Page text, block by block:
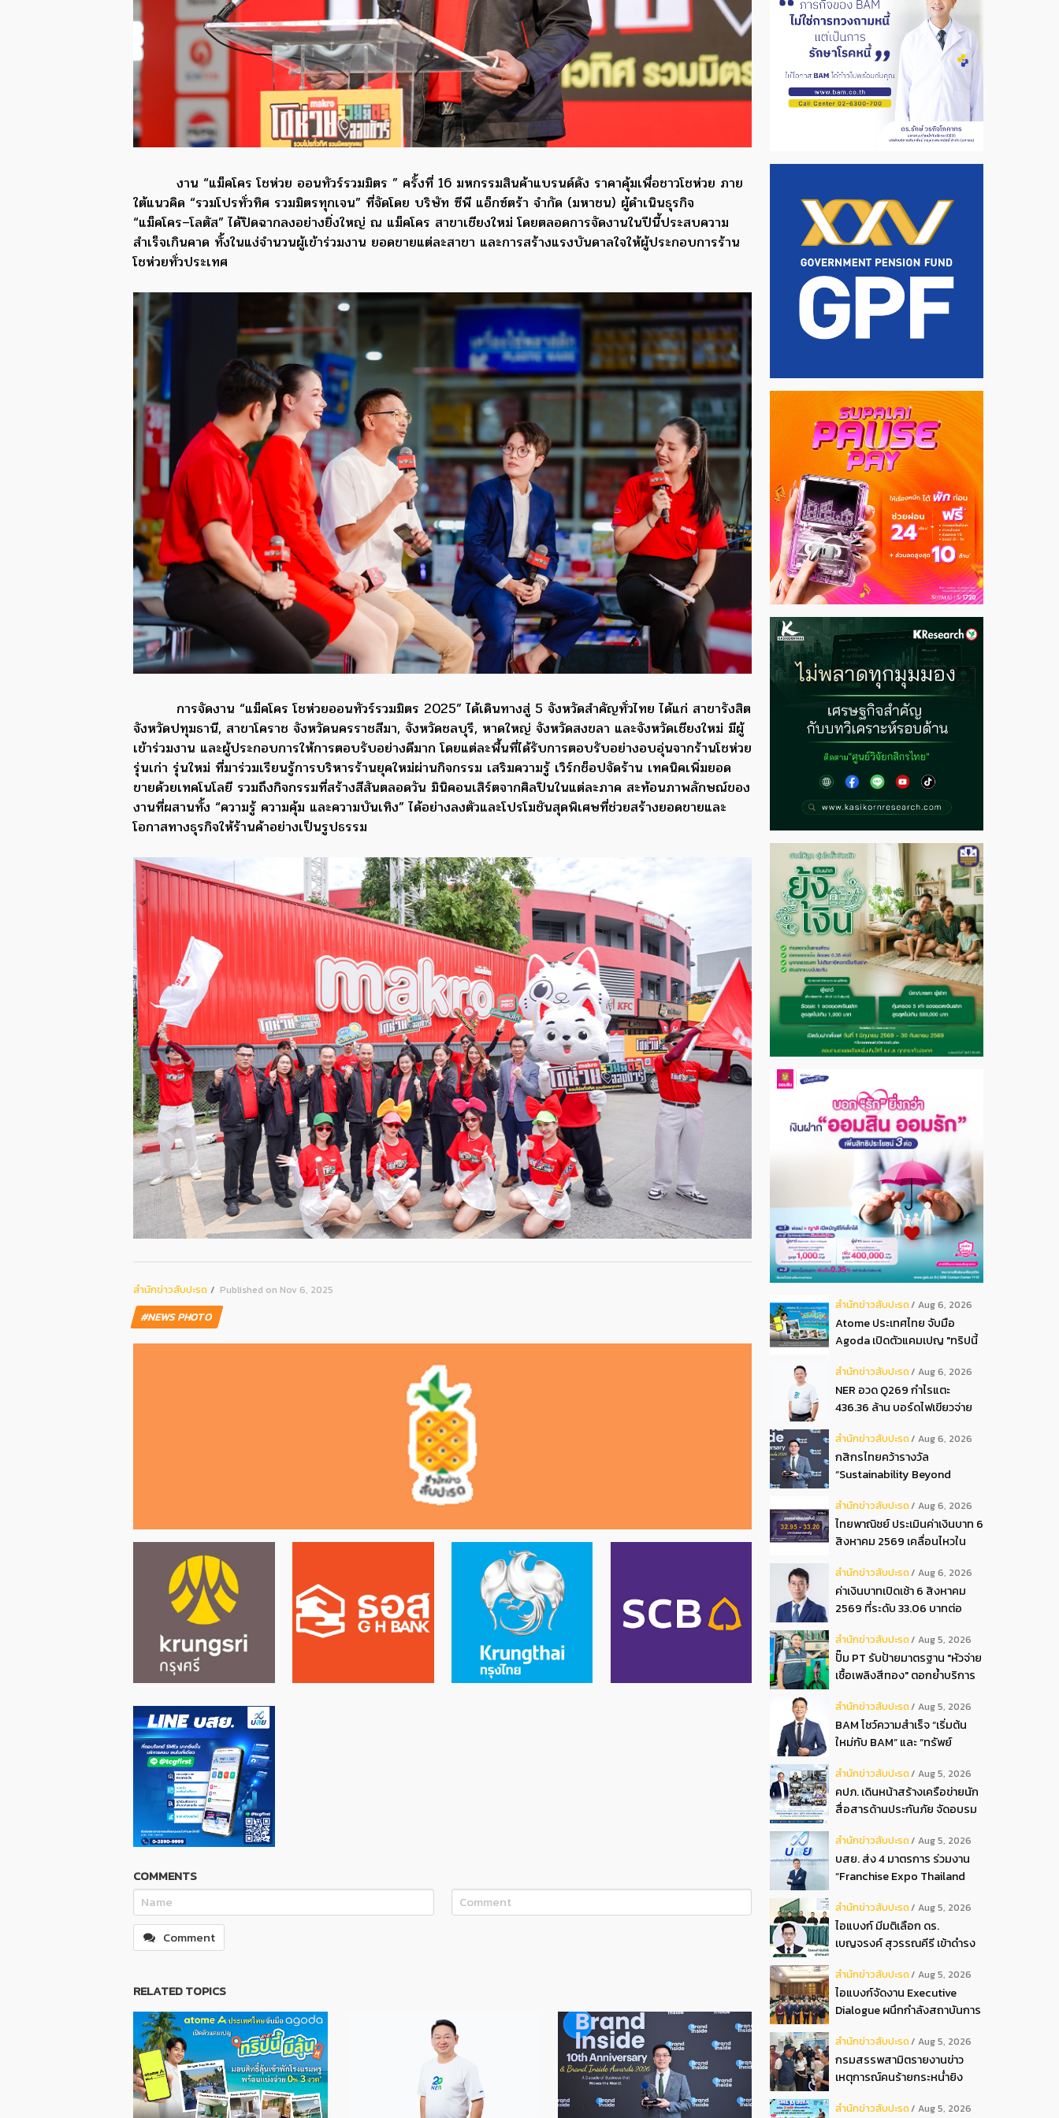
งาน “แม็คโคร โชห่วย ออนทัวร์รวมมิตร ” ครั้งที่ 16 มหกรรมสินค้าแบรนด์ดัง ราคาคุ้มเพื่อชาวโชห่วย ภาย
ใต้แนวคิด “รวมโปรทั่วทิศ รวมมิตรทุกเจน” ที่จัดโดย บริษัท ซีพี แอ็กซ์ตร้า จำกัด (มหาชน) ผู้ดำเนินธุรกิจ
“แม็คโคร–โลตัส” ได้ปิดฉากลงอย่างยิ่งใหญ่ ณ แม็คโคร สาขาเชียงใหม่ โดยตลอดการจัดงานในปีนี้ประสบความ
สำเร็จเกินคาด ทั้งในแง่จำนวนผู้เข้าร่วมงาน ยอดขายแต่ละสาขา และการสร้างแรงบันดาลใจให้ผู้ประกอบการร้าน
โชห่วยทั่วประเทศ
การจัดงาน “แม็คโคร โชห่วยออนทัวร์รวมมิตร 2025” ได้เดินทางสู่ 5 จังหวัดสำคัญทั่วไทย ได้แก่ สาขารังสิต
จังหวัดปทุมธานี, สาขาโคราช จังหวัดนครราชสีมา, จังหวัดชลบุรี, หาดใหญ่ จังหวัดสงขลา และจังหวัดเชียงใหม่ มีผู้
เข้าร่วมงาน และผู้ประกอบการให้การตอบรับอย่างดีมาก โดยแต่ละพื้นที่ได้รับการตอบรับอย่างอบอุ่นจากร้านโชห่วย
รุ่นเก่า รุ่นใหม่ ที่มาร่วมเรียนรู้การบริหารร้านยุคใหม่ผ่านกิจกรรม เสริมความรู้ เวิร์กช็อปจัดร้าน เทคนิคเพิ่มยอด
ขายด้วยเทคโนโลยี รวมถึงกิจกรรมที่สร้างสีสันตลอดวัน มินิคอนเสิร์ตจากศิลปินในแต่ละภาค สะท้อนภาพลักษณ์ของ
งานที่ผสานทั้ง “ความรู้ ความคุ้ม และความบันเทิง” ได้อย่างลงตัวและโปรโมชันสุดพิเศษที่ช่วยสร้างยอดขายและ
โอกาสทางธุรกิจให้ร้านค้าอย่างเป็นรูปธรรม
สํานักข่าวสับปะรด Published on Nov 6, 2025
#NEWS PHOTO
COMMENTS
Comment
RELATED TOPICS
สํานักข่าวสับปะรด Aug 6, 2026
Atome ประเทศไทย จับมือ
Agoda เปิดตัวแคมเปญ "ทริปนี้
โรงแรมหรู พร้อมผ่อน 0 ได้ 3
งวด**
สํานักข่าวสับปะรด Aug 6, 2026
NER อวด Q269 กำไรแตะ
436.36 ล้าน บอร์ดไฟเขียวจ่าย
อัตรา 0.05 บ.หุ้น
สํานักข่าวสับปะรด Aug 6, 2026
กสิกรไทยคว้ารางวัล
“Sustainability Beyond
สํานักข่าวสับปะรด Aug 6, 2026
ไทยพาณิชย์ ประเมินค่าเงินบาท 6
สิงหาคม 2569 เคลื่อนไหวใน
ดอลลาร์
สํานักข่าวสับปะรด Aug 6, 2026
ค่าเงินบาทเปิดเช้า 6 สิงหาคม
2569 ที่ระดับ 33.06 บาทต่อ
สํานักข่าวสับปะรด Aug 5, 2026
ปั๊ม PT รับป้ายมาตรฐาน "หัวจ่าย
เชื้อเพลิงสีทอง" ตอกย้ำบริการ
บริโภค
สํานักข่าวสับปะรด Aug 5, 2026
BAM โชว์ความสำเร็จ “เริ่มต้น
ใหม่กับ BAM” และ “ทรัพย์
2026
สํานักข่าวสับปะรด Aug 5, 2026
คปภ. เดินหน้าสร้างเครือข่ายนัก
สื่อสารด้านประกันภัย จัดอบรม
สํานักข่าวสับปะรด Aug 5, 2026
บสย. ส่ง 4 มาตรการ ร่วมงาน
“Franchise Expo Thailand
สํานักข่าวสับปะรด Aug 5, 2026
ไอแบงก์ มีมติเลือก ดร.
เบญจรงค์ สุวรรณคีรี เข้าดำรง
การประชุมวิสามัญผู้ถือหุ้น ครั้ง
ที่ 22569
สํานักข่าวสับปะรด Aug 5, 2026
ไอแบงก์จัดงาน Executive
Dialogue ผนึกกำลังสถาบันการ
ถ่ายทอดประสบการณ์กว่า 40 ปี
เตรียมความพร้อมองค์กรสู่การ
เป็นธนาคารอิสลามแห่งอนาคต
สํานักข่าวสับปะรด Aug 5, 2026
กรมสรรพสามิตรายงานข่าว
เหตุการณ์คนร้ายกระหน่ำยิง
ปัตตานี สาขามายอ
สํานักข่าวสับปะรด Aug 5, 2026